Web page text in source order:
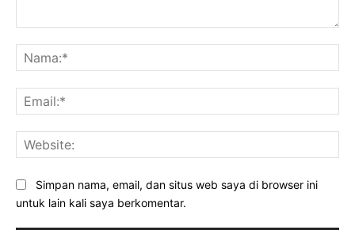
Simpan nama, email, dan situs web saya di browser ini
untuk lain kali saya berkomentar.